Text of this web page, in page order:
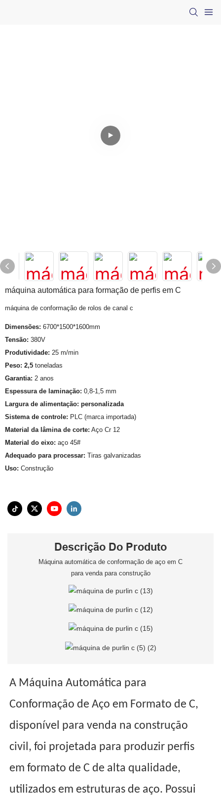
máquina automática para formação de perfis em C
máquina de conformação de rolos de canal c
Dimensões: 6700*1500*1600mm
Tensão: 380V
Produtividade: 25 m/min
Peso: 2,5 toneladas
Garantia: 2 anos
Espessura de laminação: 0,8-1,5 mm
Largura de alimentação: personalizada
Sistema de controle: PLC (marca importada)
Material da lâmina de corte: Aço Cr 12
Material do eixo: aço 45#
Adequado para processar: Tiras galvanizadas
Uso: Construção
Descrição Do Produto
Máquina automática de conformação de aço em C
para venda para construção
A Máquina Automática para
Conformação de Aço em Formato de C,
disponível para venda na construção
civil, foi projetada para produzir perfis
em formato de C de alta qualidade,
utilizados em estruturas de aço. Possui